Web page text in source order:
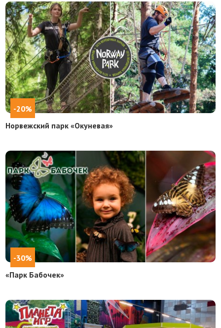
-20%
Норвежский парк «Окуневая»
-30%
«Парк Бабочек»